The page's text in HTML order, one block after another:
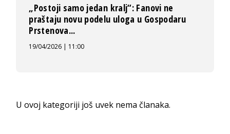
„Postoji samo jedan kralj“: Fanovi ne
praštaju novu podelu uloga u Gospodaru
Prstenova...
19/04/2026 | 11:00
U ovoj kategoriji još uvek nema članaka.